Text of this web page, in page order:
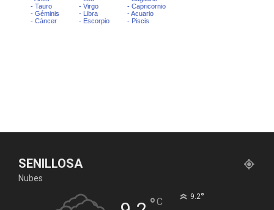
SENILLOSA
Nubes
°C 9.2°